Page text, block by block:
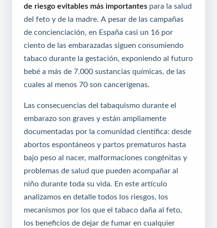
de riesgo evitables más importantes para la salud
del feto y de la madre. A pesar de las campañas
de concienciación, en España casi un 16 por
ciento de las embarazadas siguen consumiendo
tabaco durante la gestación, exponiendo al futuro
bebé a más de 7.000 sustancias químicas, de las
cuales al menos 70 son cancerígenas.
Las consecuencias del tabaquismo durante el
embarazo son graves y están ampliamente
documentadas por la comunidad científica: desde
abortos espontáneos y partos prematuros hasta
bajo peso al nacer, malformaciones congénitas y
problemas de salud que pueden acompañar al
niño durante toda su vida. En este artículo
analizamos en detalle todos los riesgos, los
mecanismos por los que el tabaco daña al feto,
los beneficios de dejar de fumar en cualquier